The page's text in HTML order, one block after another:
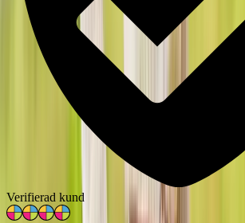
Verifierad kund